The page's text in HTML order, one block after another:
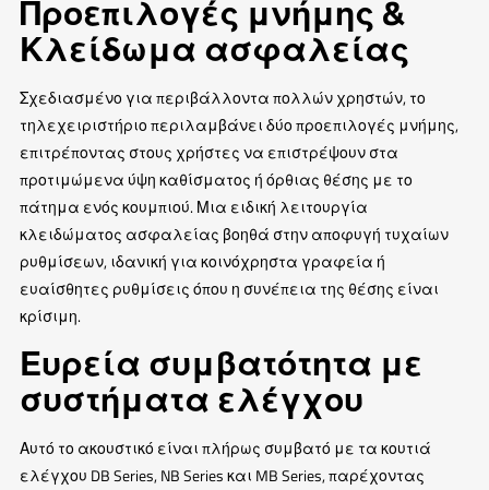
Προεπιλογές μνήμης &
Κλείδωμα ασφαλείας
Σχεδιασμένο για περιβάλλοντα πολλών χρηστών, το
τηλεχειριστήριο περιλαμβάνει δύο προεπιλογές μνήμης,
επιτρέποντας στους χρήστες να επιστρέψουν στα
προτιμώμενα ύψη καθίσματος ή όρθιας θέσης με το
πάτημα ενός κουμπιού. Μια ειδική λειτουργία
κλειδώματος ασφαλείας βοηθά στην αποφυγή τυχαίων
ρυθμίσεων, ιδανική για κοινόχρηστα γραφεία ή
ευαίσθητες ρυθμίσεις όπου η συνέπεια της θέσης είναι
κρίσιμη.
Ευρεία συμβατότητα με
συστήματα ελέγχου
Αυτό το ακουστικό είναι πλήρως συμβατό με τα κουτιά
ελέγχου DB Series, NB Series και MB Series, παρέχοντας